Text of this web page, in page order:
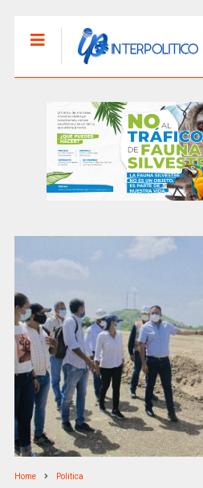
Home Politica